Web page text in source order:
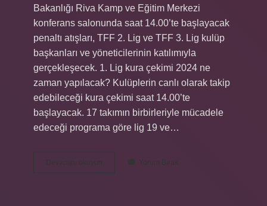
Bakanlığı Riva Kamp ve Eğitim Merkezi
konferans salonunda saat 14.00’te başlayacak
penaltı atışları, TFF 2. Lig ve TFF 3. Lig kulüp
başkanları ve yöneticilerinin katılımıyla
gerçekleşecek. 1. Lig kura çekimi 2024 ne
zaman yapılacak? Kulüplerin canlı olarak takip
edebileceği kura çekimi saat 14.00’te
başlayacak. 17 takımın birbirleriyle mücadele
edeceği programa göre lig 19 ve…
Devamını okuyun
Fikstür
Yorum Bırak